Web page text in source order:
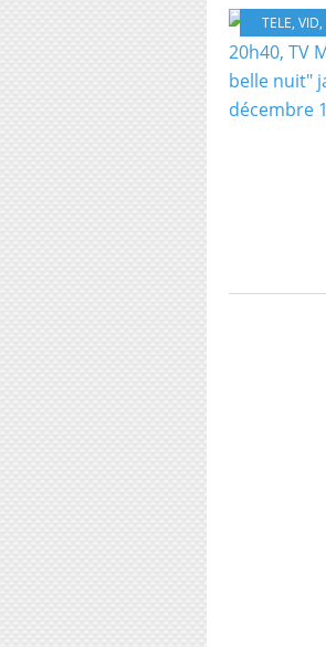
TELE, VID,